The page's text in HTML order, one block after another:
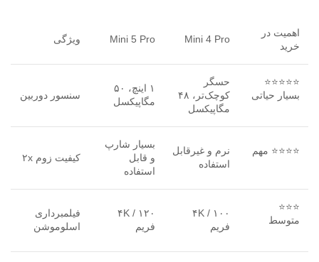
اهمیت در
خرید
Mini 4 Pro
Mini 5 Pro ویژگی
⭐⭐⭐⭐⭐
بسیار حیاتی
حسگر
کوچک‌تر، ۴۸
مگاپیکسل
۱ اینچ‌، ۵۰
مگاپیکسل
سنسور دوربین
⭐⭐⭐⭐ مهم
نرم و غیرقابل
استفاده
بسیار شارپ
و قابل
استفاده
کیفیت زوم ۲x
⭐⭐⭐
متوسط
۴K / ۱۰۰
فریم
۴K / ۱۲۰
فریم
فیلمبرداری
اسلوموشن